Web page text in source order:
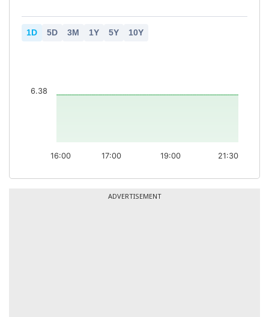
1D 5D 3M 1Y 5Y 10Y
16:00 17:00 19:00 21:30
6.38
ADVERTISEMENT